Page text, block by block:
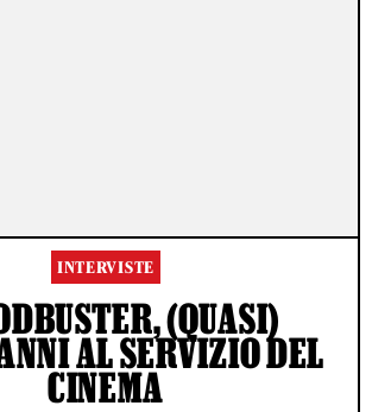
INTERVISTE
(QUASI)
AL SERVIZIO DEL
CINEMA